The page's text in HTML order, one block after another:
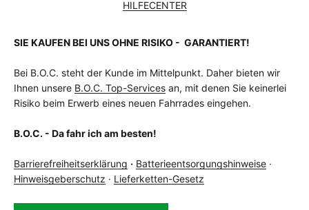
HILFECENTER
SIE KAUFEN BEI UNS OHNE RISIKO - GARANTIERT!
Bei B.O.C. steht der Kunde im Mittelpunkt. Daher bieten wir
Ihnen unsere B.O.C. Top-Services an, mit denen Sie keinerlei
Risiko beim Erwerb eines neuen Fahrrades eingehen.
B.O.C. - Da fahr ich am besten!
Barrierefreiheitserklärung · Batterieentsorgungshinweise ·
Hinweisgeberschutz · Lieferketten-Gesetz